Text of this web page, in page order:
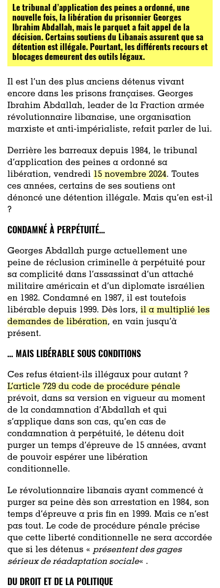
Le tribunal d’application des peines a ordonné, une
nouvelle fois, la libération du prisonnier Georges
Ibrahim Abdallah, mais le parquet a fait appel de la
décision. Certains soutiens du Libanais assurent que sa
détention est illégale. Pourtant, les différents recours et
blocages demeurent des outils légaux.
Il est l’un des plus anciens détenus vivant
encore dans les prisons françaises. Georges
Ibrahim Abdallah, leader de la Fraction armée
révolutionnaire libanaise, une organisation
marxiste et anti-impérialiste, refait parler de lui.
Derrière les barreaux depuis 1984, le tribunal
d’application des peines a ordonné sa
libération, vendredi 15 novembre 2024. Toutes
ces années, certains de ses soutiens ont
dénoncé une détention illégale. Mais qu’en est-il
?
CONDAMNÉ À PERPÉTUITÉ…
Georges Abdallah purge actuellement une
peine de réclusion criminelle à perpétuité pour
sa complicité dans l’assassinat d’un attaché
militaire américain et d’un diplomate israélien
en 1982. Condamné en 1987, il est toutefois
libérable depuis 1999. Dès lors, il a multiplié les
demandes de libération, en vain jusqu’à
présent.
… MAIS LIBÉRABLE SOUS CONDITIONS
Ces refus étaient-ils illégaux pour autant ?
L’article 729 du code de procédure pénale
prévoit, dans sa version en vigueur au moment
de la condamnation d’Abdallah et qui
s’applique dans son cas, qu’en cas de
condamnation à perpétuité, le détenu doit
purger un temps d’épreuve de 15 années, avant
de pouvoir espérer une libération
conditionnelle.
Le révolutionnaire libanais ayant commencé à
purger sa peine dès son arrestation en 1984, son
temps d’épreuve a pris fin en 1999. Mais ce n’est
pas tout. Le code de procédure pénale précise
que cette liberté conditionnelle ne sera accordée
que si les détenus « présentent des gages
sérieux de réadaptation sociale« .
DU DROIT ET DE LA POLITIQUE